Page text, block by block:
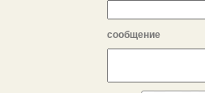
сообщение